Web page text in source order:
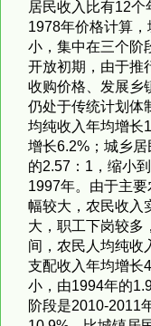
居民收入比有12
1978年价格计算
小，集中在三个阶
开放初期，由于推
收购价格、发展乡
仍处于传统计划体
均纯收入年均增长
增长6.2%；城乡
的2.57：1，缩小
1997年。由于主
幅较大，农民收入
大，职工下岗较多
间，农民人均纯收
支配收入年均增长
小，由1994年的
阶段是2010-2011